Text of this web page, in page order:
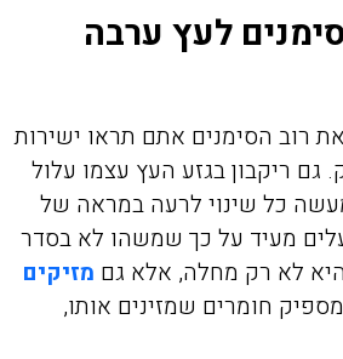
לעץ ערבה
רוב הסימנים אתם תראו ישירות
גם ריקבון בגזע העץ עצמו עלול
כל שינוי לרעה במראה של
מעיד על כך שמשהו לא בסדר
לא רק מחלה, אלא גם מזיקים
חומרים שמזינים אותו,